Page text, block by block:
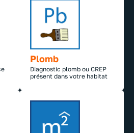
Plomb
Diagnostic plomb ou CREP
présent dans votre habitat